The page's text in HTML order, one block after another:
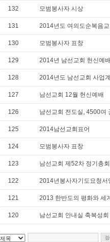
132 모범봉사자 시상
131 2014년도 여의도순복음
130 모범봉사자 표창
129 2014년 남선교회 헌신예
128 2014년도 남선교회 사업
127 남선교회 12월 헌신예배
126 남선교회 전도실, 4500여
125 2014남선교회표어
124 모범봉사자 표창
123 남선교회 제52차 정기총
122 2014년봉사자기도요청서
121 2013 한반도의 평화와 세
120 남선교회 안내실 축복성